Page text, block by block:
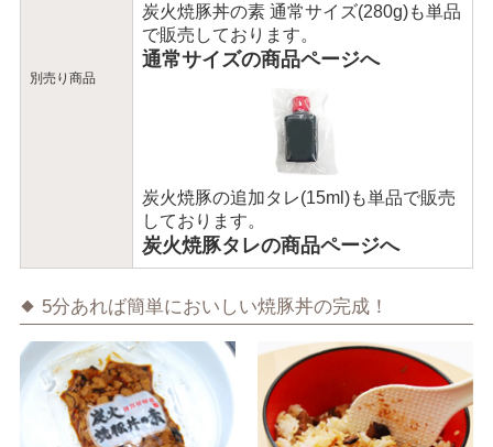
別売り商品
炭火焼豚丼の素 通常サイズ(280g)も単品
で販売しております。
通常サイズの商品ページへ
炭火焼豚の追加タレ(15ml)も単品で販売
しております。
炭火焼豚タレの商品ページへ
5分あれば簡単においしい焼豚丼の完成！